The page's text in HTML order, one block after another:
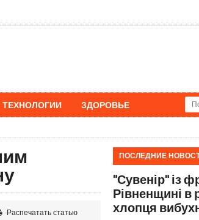
ТЕХНОЛОГИИ ЗДОРОВЬЕ
Распечатать статью
ПОСЛЕДНИЕ
"Сувенір" із
Рівненщині в
хлопця